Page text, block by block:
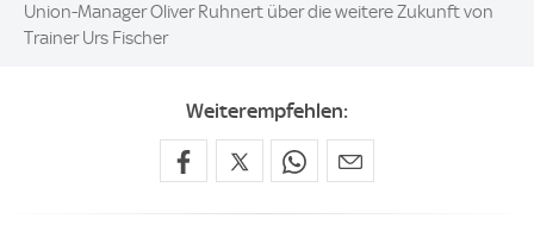
Union-Manager Oliver Ruhnert über die weitere Zukunft von
Trainer Urs Fischer
Weiterempfehlen: